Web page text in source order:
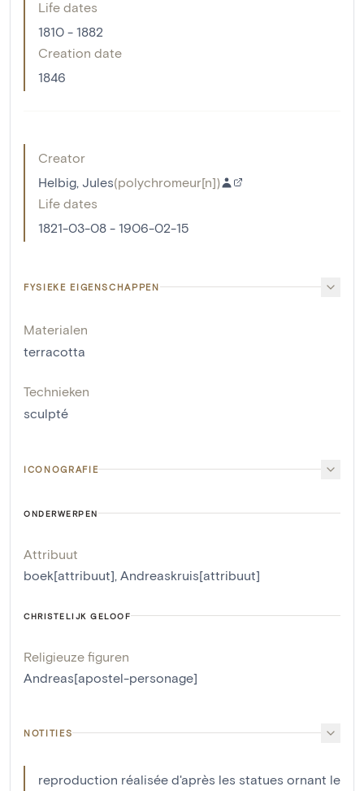
Life dates
1810 - 1882
Creation date
1846
Creator
Helbig, Jules(polychromeur[n])
Life dates
1821-03-08 - 1906-02-15
FYSIEKE EIGENSCHAPPEN
Materialen
terracotta
Technieken
sculpté
ICONOGRAFIE
ONDERWERPEN
Attribuut
boek[attribuut] Andreaskruis[attribuut]
CHRISTELIJK GELOOF
Religieuze figuren
Andreas[apostel-personage]
NOTITIES
reproduction réalisée d'après les statues ornant le